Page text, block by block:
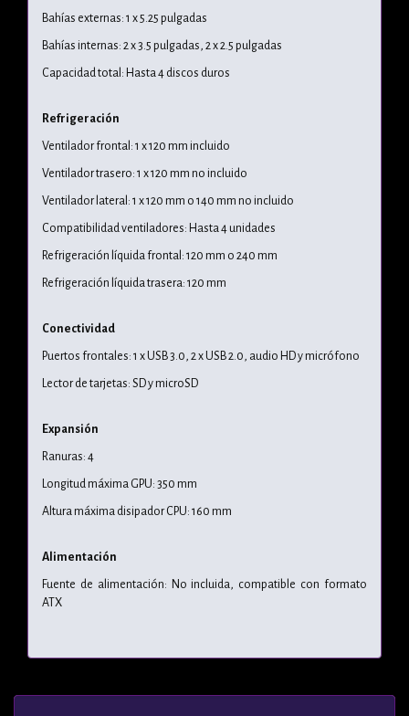
Bahías externas: 1 x 5.25 pulgadas
Bahías internas: 2 x 3.5 pulgadas, 2 x 2.5 pulgadas
Capacidad total: Hasta 4 discos duros
Refrigeración
Ventilador frontal: 1 x 120 mm incluido
Ventilador trasero: 1 x 120 mm no incluido
Ventilador lateral: 1 x 120 mm o 140 mm no incluido
Compatibilidad ventiladores: Hasta 4 unidades
Refrigeración líquida frontal: 120 mm o 240 mm
Refrigeración líquida trasera: 120 mm
Conectividad
Puertos frontales: 1 x USB 3.0, 2 x USB 2.0, audio HD y micrófono
Lector de tarjetas: SD y microSD
Expansión
Ranuras: 4
Longitud máxima GPU: 350 mm
Altura máxima disipador CPU: 160 mm
Alimentación
Fuente de alimentación: No incluida, compatible con formato
ATX